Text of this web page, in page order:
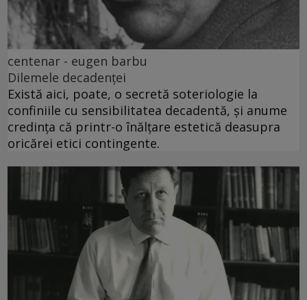
centenar - eugen barbu
Dilemele decadenței
Există aici, poate, o secretă soteriologie la
confiniile cu sensibilitatea decadentă, și anume
credința că printr-o înălțare estetică deasupra
oricărei etici contingente.